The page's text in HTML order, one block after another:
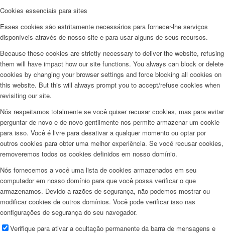
Cookies essenciais para sites
Esses cookies são estritamente necessários para fornecer-lhe serviços
disponíveis através de nosso site e para usar alguns de seus recursos.
Because these cookies are strictly necessary to deliver the website, refusing
them will have impact how our site functions. You always can block or delete
cookies by changing your browser settings and force blocking all cookies on
this website. But this will always prompt you to accept/refuse cookies when
revisiting our site.
Nós respeitamos totalmente se você quiser recusar cookies, mas para evitar
perguntar de novo e de novo gentilmente nos permite armazenar um cookie
para isso. Você é livre para desativar a qualquer momento ou optar por
outros cookies para obter uma melhor experiência. Se você recusar cookies,
removeremos todos os cookies definidos em nosso domínio.
Nós fornecemos a você uma lista de cookies armazenados em seu
computador em nosso domínio para que você possa verificar o que
armazenamos. Devido a razões de segurança, não podemos mostrar ou
modificar cookies de outros domínios. Você pode verificar isso nas
configurações de segurança do seu navegador.
Verifique para ativar a ocultação permanente da barra de mensagens e